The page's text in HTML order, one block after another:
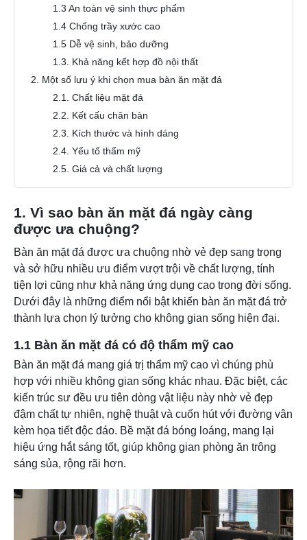
1.3 An toàn vệ sinh thực phẩm
1.4 Chống trầy xước cao
1.5 Dễ vệ sinh, bảo dưỡng
1.3. Khả năng kết hợp đồ nội thất
2. Một số lưu ý khi chọn mua bàn ăn mặt đá
2.1. Chất liệu mặt đá
2.2. Kết cấu chân bàn
2.3. Kích thước và hình dáng
2.4. Yếu tố thẩm mỹ
2.5. Giá cả và chất lượng
1. Vì sao bàn ăn mặt đá ngày càng
được ưa chuộng?
Bàn ăn mặt đá được ưa chuộng nhờ vẻ đẹp sang trọng
và sở hữu nhiều ưu điểm vượt trội về chất lượng, tính
tiện lợi cũng như khả năng ứng dụng cao trong đời sống.
Dưới đây là những điểm nổi bật khiến bàn ăn mặt đá trở
thành lựa chọn lý tưởng cho không gian sống hiện đại.
1.1 Bàn ăn mặt đá có độ thẩm mỹ cao
Bàn ăn mặt đá mang giá trị thẩm mỹ cao vì chúng phù
hợp với nhiều không gian sống khác nhau. Đặc biệt, các
kiến trúc sư đều ưu tiên dòng vật liệu này nhờ vẻ đẹp
đậm chất tự nhiên, nghệ thuật và cuốn hút với đường vân
kèm họa tiết độc đáo. Bề mặt đá bóng loáng, mang lại
hiệu ứng hắt sáng tốt, giúp không gian phòng ăn trông
sáng sủa, rộng rãi hơn.